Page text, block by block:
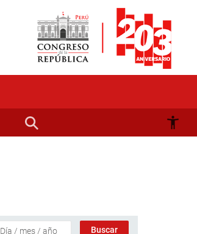
Día / mes / año